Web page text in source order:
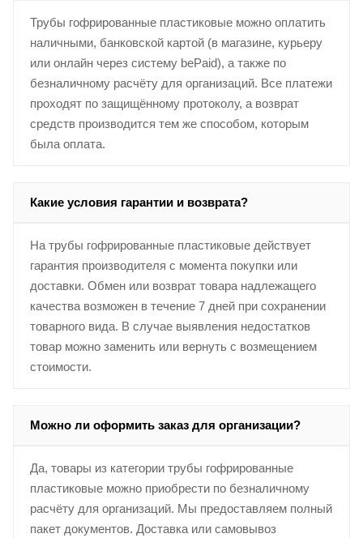
Трубы гофрированные пластиковые можно оплатить
наличными, банковской картой (в магазине, курьеру
или онлайн через систему bePaid), а также по
безналичному расчёту для организаций. Все платежи
проходят по защищённому протоколу, а возврат
средств производится тем же способом, которым
была оплата.
Какие условия гарантии и возврата?
На трубы гофрированные пластиковые действует
гарантия производителя с момента покупки или
доставки. Обмен или возврат товара надлежащего
качества возможен в течение 7 дней при сохранении
товарного вида. В случае выявления недостатков
товар можно заменить или вернуть с возмещением
стоимости.
Можно ли оформить заказ для организации?
Да, товары из категории трубы гофрированные
пластиковые можно приобрести по безналичному
расчёту для организаций. Мы предоставляем полный
пакет документов. Доставка или самовывоз